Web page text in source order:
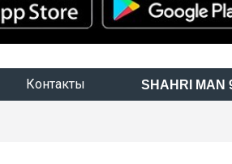
Контакты SHAHRI MAN